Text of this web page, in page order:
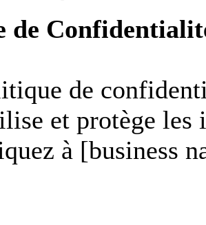
de
de
et protège les
à [business